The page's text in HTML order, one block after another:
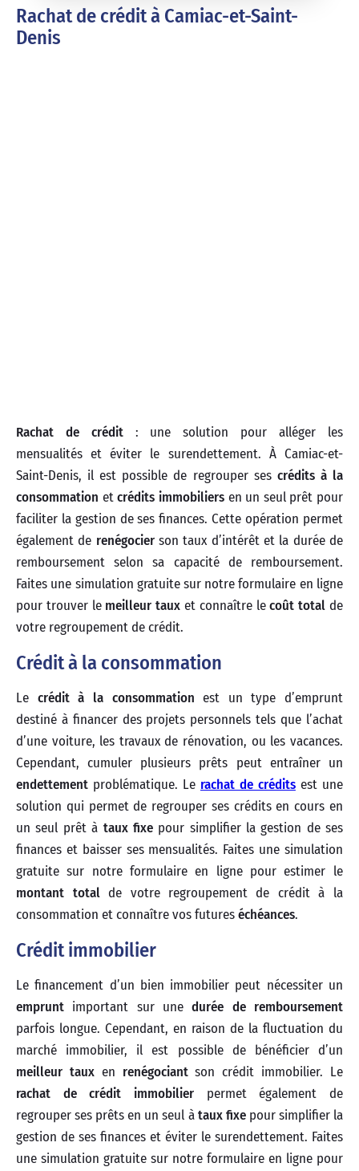
Rachat de crédit à Camiac-et-Saint-
Denis
Rachat de crédit: une solution pour alléger les
mensualités et éviter le surendettement. À Camiac-et-
Saint-Denis, il est possible de regrouper ses crédits à la
consommation etcrédits immobiliersen un seul prêt pour
faciliter la gestion de ses finances. Cette opération permet
également de renégocierson taux d’intérêt et la durée de
remboursement selon sa capacité de remboursement.
Faites une simulation gratuite sur notre formulaire en ligne
pour trouver le meilleur taux et connaître lecoût total de
votre regroupement de crédit.
Crédit à la consommation
Le crédit à la consommation est un type d’emprunt
destiné à financer des projets personnels tels que l’achat
d’une voiture, les travaux de rénovation, ou les vacances.
Cependant, cumuler plusieurs prêts peut entraîner un
endettement problématique. Le rachat de créditsest une
solution qui permet de regrouper ses crédits en cours en
un seul prêt à taux fixepour simplifier la gestion de ses
finances et baisser ses mensualités. Faites une simulation
gratuite sur notre formulaire en ligne pour estimer le
montant total de votre regroupement de crédit à la
consommation et connaître vos futureséchéances.
Crédit immobilier
Le financement d’un bien immobilier peut nécessiter un
emprunt important sur unedurée de remboursement
parfois longue. Cependant, en raison de la fluctuation du
marché immobilier, il est possible de bénéficier d’un
meilleur tauxen renégociantson crédit immobilier. Le
rachat de crédit immobilier permet également de
regrouper ses prêts en un seul à taux fixepour simplifier la
gestion de ses finances et éviter le surendettement. Faites
une simulation gratuite sur notre formulaire en ligne pour